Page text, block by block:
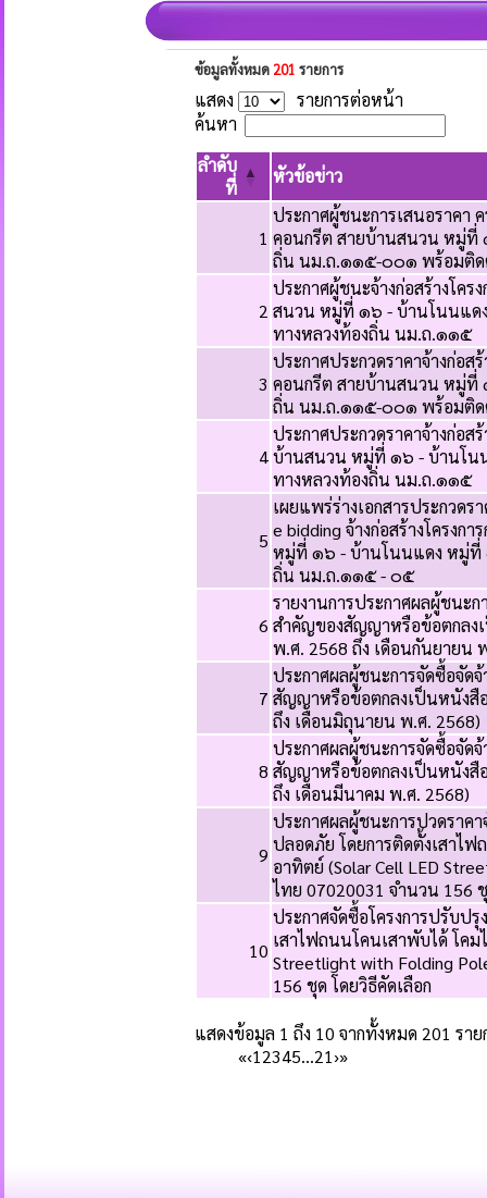
ข้อมูลทั้งหมด 201 รายการ
แสดง
รายการต่อหน้า
ค้นหา
ลำดับ
ที่
หัวข้อข่าว
1
ประกาศผู้ชนะการเสนอราคา
คอนกรีต สายบ้านสนวน หมู่ที่
ถิ่น นม.ถ.๑๑๕-๐๐๑ พร้อมติด
2
ประกาศผู้ชนะจ้างก่อสร้างโค
สนวน หมู่ที่ ๑๖ - บ้านโนนแด
ทางหลวงท้องถิ่น นม.ถ.๑๑๕
3
ประกาศประกวดราคาจ้างก่อ
คอนกรีต สายบ้านสนวน หมู่ที่
ถิ่น นม.ถ.๑๑๕-๐๐๑ พร้อมติด
4
ประกาศประกวดราคาจ้างก่อส
บ้านสนวน หมู่ที่ ๑๖ - บ้านโน
ทางหลวงท้องถิ่น นม.ถ.๑๑๕
5
เผยแพร่ร่างเอกสารประกวดร
e bidding จ้างก่อสร้างโครงก
หมู่ที่ ๑๖ - บ้านโนนแดง หมู่ที่
ถิ่น นม.ถ.๑๑๕ - ๐๕
6
รายงานการประกาศผลผู้ชนะก
สำคัญของสัญญาหรือข้อตกลง
พ.ศ. 2568 ถึง เดือนกันยายน
7
ประกาศผลผู้ชนะการจัดซื้อจัด
สัญญาหรือข้อตกลงเป็นหนังสื
ถึง เดือนมิถุนายน พ.ศ. 2568)
8
ประกาศผลผู้ชนะการจัดซื้อจัด
สัญญาหรือข้อตกลงเป็นหนังสื
ถึง เดือนมีนาคม พ.ศ. 2568)
9
ประกาศผลผู้ชนะการปวดราค
ปลอดภัย โดยการติดตั้งเสาไ
อาทิตย์ (Solar Cell LED
ไทย 07020031 จำนวน 156
10
ประกาศจัดซื้อโครงการปรับป
เสาไฟถนนโคนเสาพับได้ โค
Streetlight with Folding
156 ชุด โดยวิธีคัดเลือก
แสดงข้อมูล 1 ถึง 10 จากทั้งหมด 201 ราย
«‹12345…21›»